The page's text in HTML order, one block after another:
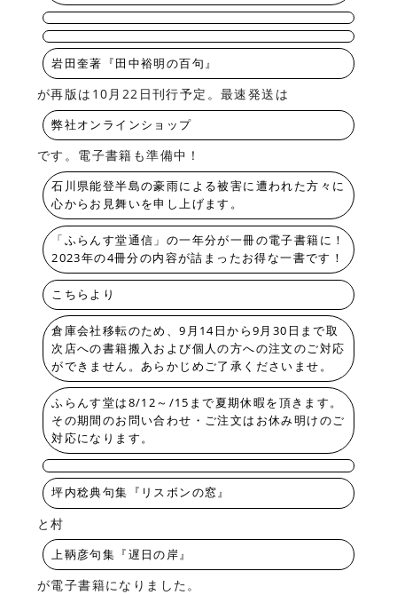
岩田奎著『田中裕明の百句』
が再版は10月22日刊行予定。最速発送は
弊社オンラインショップ
です。電子書籍も準備中！
石川県能登半島の豪雨による被害に遭われた方々に
心からお見舞いを申し上げます。
「ふらんす堂通信」の一年分が一冊の電子書籍に！
2023年の4冊分の内容が詰まったお得な一書です！
こちらより
倉庫会社移転のため、9月14日から9月30日まで取
次店への書籍搬入および個人の方への注文のご対応
ができません。あらかじめご了承くださいませ。
ふらんす堂は8/12～/15まで夏期休暇を頂きます。
その期間のお問い合わせ・ご注文はお休み明けのご
対応になります。
坪内稔典句集『リスボンの窓』
と村
上鞆彦句集『遅日の岸』
が電子書籍になりました。